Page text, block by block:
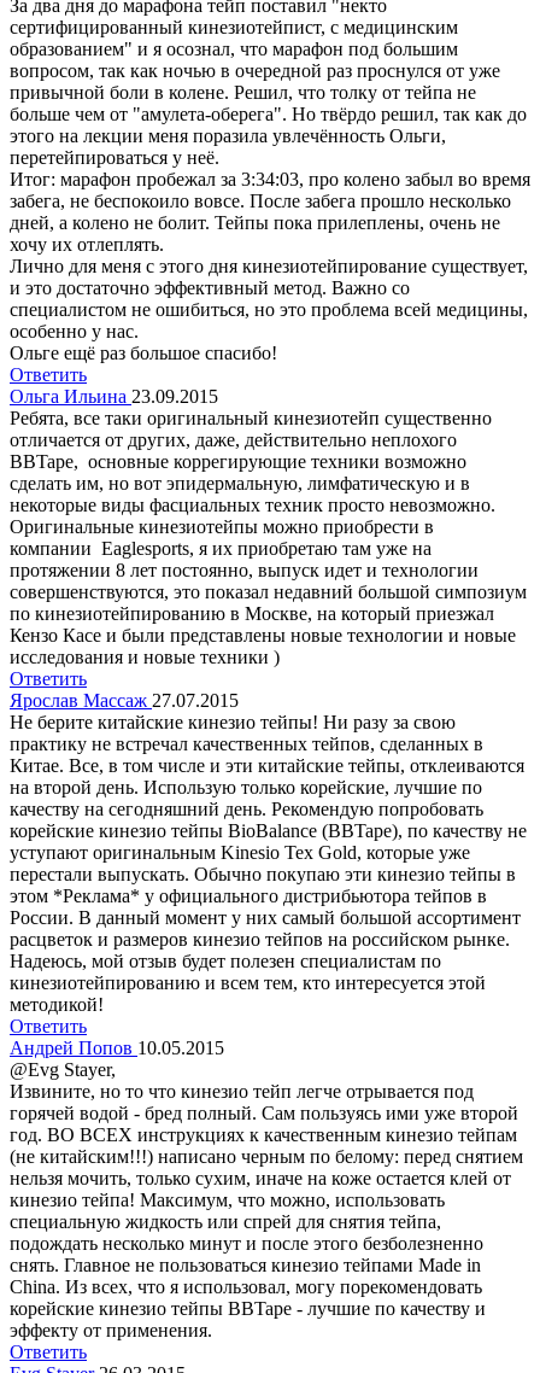
За два дня до марафона тейп поставил "некто
сертифицированный кинезиотейпист, с медицинским
образованием" и я осознал, что марафон под большим
вопросом, так как ночью в очередной раз проснулся от уже
привычной боли в колене. Решил, что толку от тейпа не
больше чем от "амулета-оберега". Но твёрдо решил, так как до
этого на лекции меня поразила увлечённость Ольги,
перетейпироваться у неё.
Итог: марафон пробежал за 3:34:03, про колено забыл во время
забега, не беспокоило вовсе. После забега прошло несколько
дней, а колено не болит. Тейпы пока прилеплены, очень не
хочу их отлеплять.
Лично для меня с этого дня кинезиотейпирование существует,
и это достаточно эффективный метод. Важно со
специалистом не ошибиться, но это проблема всей медицины,
особенно у нас.
Ольге ещё раз большое спасибо!
Ответить
Ольга Ильина 23.09.2015
Ребята, все таки оригинальный кинезиотейп существенно
отличается от других, даже, действительно неплохого
BBTape, основные коррегирующие техники возможно
сделать им, но вот эпидермальную, лимфатическую и в
некоторые виды фасциальных техник просто невозможно.
Оригинальные кинезиотейпы можно приобрести в
компании Eaglesports, я их приобретаю там уже на
протяжении 8 лет постоянно, выпуск идет и технологии
совершенствуются, это показал недавний большой симпозиум
по кинезиотейпированию в Москве, на который приезжал
Кензо Касе и были представлены новые технологии и новые
исследования и новые техники )
Ответить
Ярослав Массаж 27.07.2015
Не берите китайские кинезио тейпы! Ни разу за свою
практику не встречал качественных тейпов, сделанных в
Китае. Все, в том числе и эти китайские тейпы, отклеиваются
на второй день. Использую только корейские, лучшие по
качеству на сегодняшний день. Рекомендую попробовать
корейские кинезио тейпы BioBalance (BBTape), по качеству не
уступают оригинальным Kinesio Tex Gold, которые уже
перестали выпускать. Обычно покупаю эти кинезио тейпы в
этом *Реклама* у официального дистрибьютора тейпов в
России. В данный момент у них самый большой ассортимент
расцветок и размеров кинезио тейпов на российском рынке.
Надеюсь, мой отзыв будет полезен специалистам по
кинезиотейпированию и всем тем, кто интересуется этой
методикой!
Ответить
Андрей Попов 10.05.2015
@Evg Stayer,
Извините, но то что кинезио тейп легче отрывается под
горячей водой - бред полный. Сам пользуясь ими уже второй
год. ВО ВСЕХ инструкциях к качественным кинезио тейпам
(не китайским!!!) написано черным по белому: перед снятием
нельзя мочить, только сухим, иначе на коже остается клей от
кинезио тейпа! Максимум, что можно, использовать
специальную жидкость или спрей для снятия тейпа,
подождать несколько минут и после этого безболезненно
снять. Главное не пользоваться кинезио тейпами Made in
China. Из всех, что я использовал, могу порекомендовать
корейские кинезио тейпы BBTape - лучшие по качеству и
эффекту от применения.
Ответить